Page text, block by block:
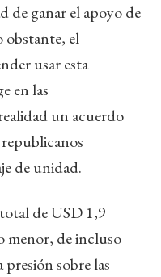
de ganar el apoyo de
obstante, el
usar esta
en las
un acuerdo
de unidad.
de USD 1,9
menor, de incluso
sobre las